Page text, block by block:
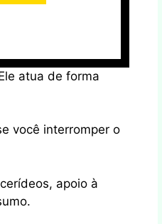
atua de forma
você interromper o
apoio à